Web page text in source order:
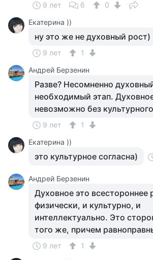
9 лет 6
0
Екатерина ))
ну это же не духовный рост)
9 лет
1
Андрей Берзенин
Разве? Несомненно
необходимый этап.
невозможно без
9 лет
1
Екатерина ))
это культурное согласна)
Андрей Берзенин
Духовное это всестороннее
физически, и культурно, и
интеллектуально. Это
того же, причем
9 лет
1